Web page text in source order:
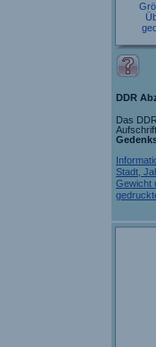
DDR
Das
Stadt,
Gewicht